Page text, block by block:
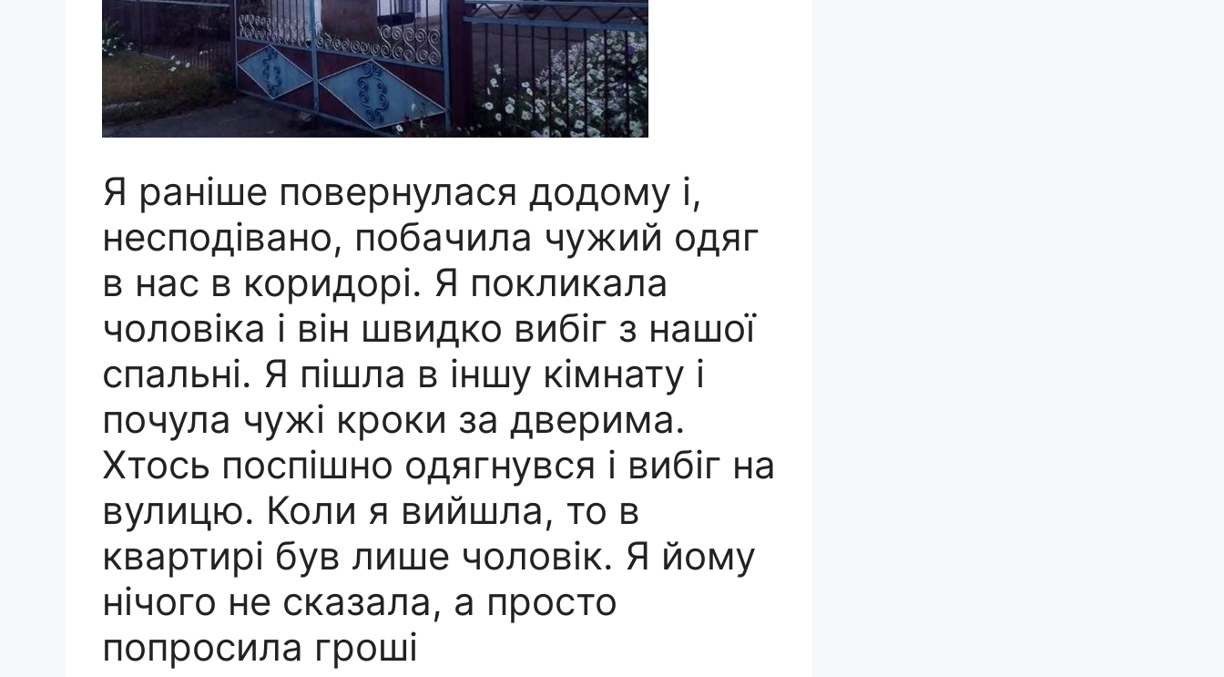
Я раніше повернулася додому і,
несподівано, побачила чужий одяг
в нас в коридорі. Я покликала
чоловіка і він швидко вибіг з нашої
спальні. Я пішла в іншу кімнату і
почула чужі кроки за дверима.
Хтось поспішно одягнувся і вибіг на
вулицю. Коли я вийшла, то в
квартирі був лише чоловік. Я йому
нічого не сказала, а просто
попросила гроші